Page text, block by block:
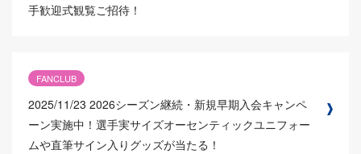
手歓迎式観覧ご招待！
FANCLUB
2025/11/23 2026シーズン継続・新規早期入会キャンペ
ーン実施中！選手実サイズオーセンティックユニフォー
ムや直筆サイン入りグッズが当たる！